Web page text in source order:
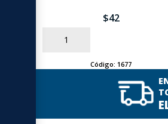
$42
AÑADIR
Código:1677